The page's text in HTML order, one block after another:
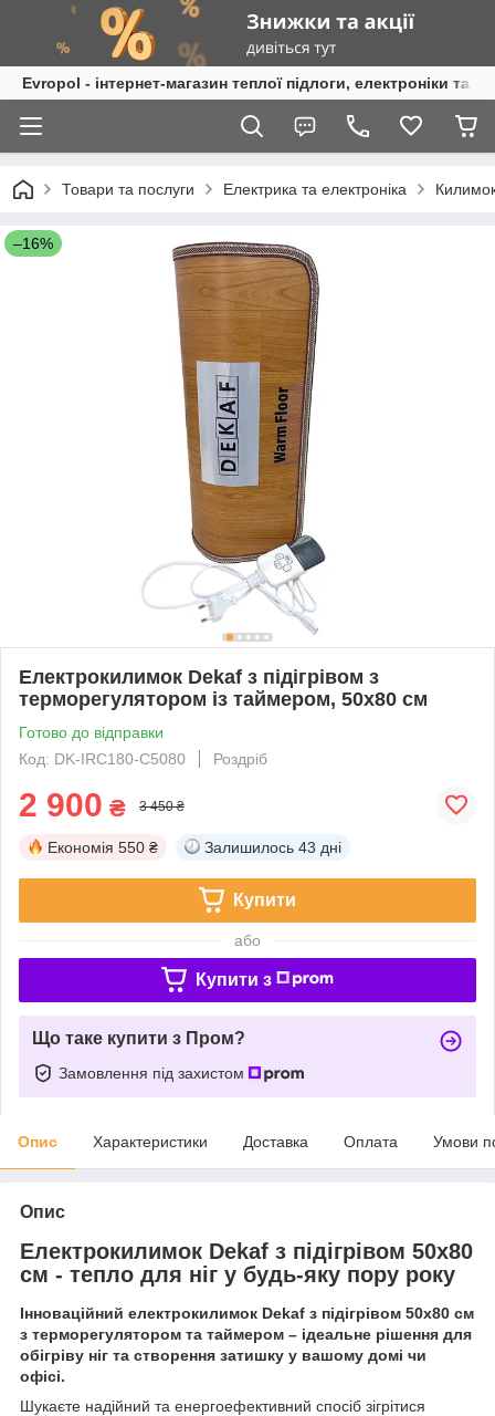
Evropol - інтернет-магазин теплої підлоги, електроніки та
Товари та послуги Електрика та електроніка Килимок
–16%
Електрокилимок Dekaf з підігрівом з
терморегулятором із таймером, 50х80 см
Готово до відправки
Код: DK-IRC180-C5080
Роздріб
2 900 ₴ 3 450 ₴
Економія 550 ₴ Залишилось 43 дні
Купити
або
Купити з
Що таке купити з Пром?
Замовлення під захистом
Опис Характеристики Доставка Оплата Умови
Опис
Електрокилимок Dekaf з підігрівом 50х80
см - тепло для ніг у будь-яку пору року
Інноваційний електрокилимок Dekaf з підігрівом 50х80 см
з терморегулятором та таймером – ідеальне рішення для
обігріву ніг та створення затишку у вашому домі чи
офісі.
Шукаєте надійний та енергоефективний спосіб зігрітися